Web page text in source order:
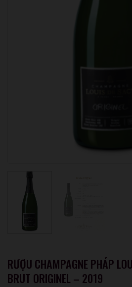
RƯỢU CHAMPAGNE PHÁP
BRUT ORIGINEL – 2019